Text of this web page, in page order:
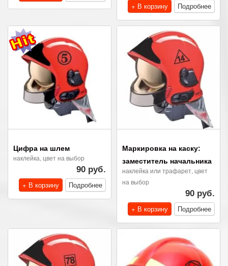
+ В корзину
Подробнее
Цифра на шлем
наклейка, цвет на выбор
90 руб.
+ В корзину
Подробнее
Маркировка на каску:
заместитель начальника
наклейка или трафарет, цвет
на выбор
90 руб.
+ В корзину
Подробнее